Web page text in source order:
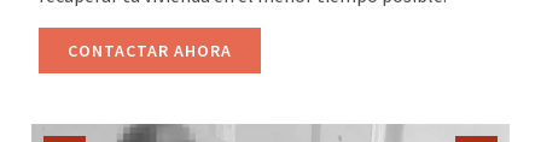
CONTACTAR AHORA